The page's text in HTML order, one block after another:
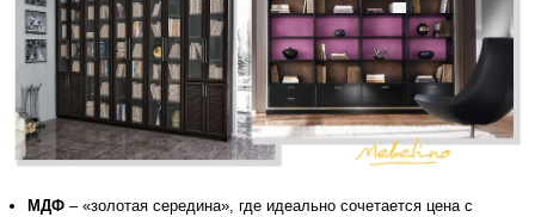
МДФ – «золотая середина», где идеально сочетается цена с